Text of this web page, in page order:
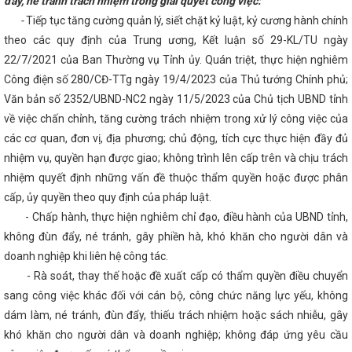
sở công nghiệp nông thôn Hà Tĩnh thực hiện chuyển đổi số
Ngày Doanh nhân Việt Nam (13/10)
Bộ trưởng Bộ Công
Chính phủ về Thương mại với Hoa Kỳ Nguyễn Hồng Diên tiếp Ngài
mệnh toàn quyền Hợp chúng quốc Hoa Kỳ tại Việt Nam
Hà
2024
Tập trung chỉ đạo, phấn đấu đạt và vượt các chỉ tiêu năm
Thứ trưởng Nguyễn Hoàng Long trong khuôn khổ chuyến thăm
của Tổng Bí thư Tô Lâm
Hôm nay Quốc hội thảo luận về
Hà Tĩnh có 9 sản phẩm đạt Ocop 4 sao năm 2025
Hội nghị
của Ban Thường vụ Đảng ủy UBND tỉnh
Hà Tĩnh hoàn thành sơ
bộ cấp huyện và tương đương
“Thương hiệu Quốc gia Việt Nam
là Chủ đề cho ngày Thương hiệu Quốc gia năm 2024
Công
Tổ chức tiếp nhận Phó Chủ tịch Công đoàn ngành
Hội nghị tổng
khai nhiệm vụ 2026 của Đảng bộ Bộ Công Thương
Bộ Công
pháp hỗ trợ doanh nghiệp, đảm bảo cung ứng điện và xăng dầu
Lan tỏa niềm tin thực hiện thắng lợi các quyết sách chiến lược
doanh nghiệp trong vấn đề xuất khẩu qua thương mại điện tử xuyên
trang trọng Lễ Kỷ niệm 260 năm Ngày sinh Đại thi hào Nguyễn Du
nữ Việt Nam 20/10
81 năm xây dựng, chiến đấu và trưởng thành
Nam
Hội nghị BCH đánh giá kết quả hoạt động quý I, triển khai
động Tháng công nhân năm 2024
THÔNG BÁO TỔ CHỨC LỄ
TĨNH NĂM 2024
Phấn đấu chỉ số sản xuất công nghiệp Hà Tĩnh
CHÀO MỪNG 74 NĂM NGÀY TRUYỀN THỐNG NGÀNH CÔNG
Chủ tịch Quốc hội: Hoàn thành vị trí việc làm để cải cách
hoạt động kỷ niệm Ngày Phụ nữ Việt Nam 20/10 tại các CĐCS
-Tiếp tục tăng cường quản lý, siết chặt kỷ luật, kỷ cương hành chính
theo các quy định của Trung ương, Kết luận số 29-KL/TU ngày
22/7/2021 của Ban Thường vụ Tỉnh ủy. Quán triệt, thực hiện nghiêm
Công điện số 280/CĐ-TTg ngày 19/4/2023 của Thủ tướng Chính phủ;
Văn bản số 2352/UBND-NC2 ngày 11/5/2023 của Chủ tịch UBND tỉnh
về việc chấn chỉnh, tăng cường trách nhiệm trong xử lý công việc của
các cơ quan, đơn vị, địa phương; chủ động, tích cực thực hiện đầy đủ
nhiệm vụ, quyền hạn được giao; không trình lên cấp trên và chịu trách
nhiệm quyết định những vấn đề thuộc thẩm quyền hoặc được phân
cấp, ủy quyền theo quy định của pháp luật.
- Chấp hành, thực hiện nghiêm chỉ đạo, điều hành của UBND tỉnh,
không đùn đẩy, né tránh, gây phiền hà, khó khăn cho người dân và
doanh nghiệp khi liên hệ công tác.
- Rà soát, thay thế hoặc đề xuất cấp có thẩm quyền điều chuyển
sang công việc khác đối với cán bộ, công chức năng lực yếu, không
dám làm, né tránh, đùn đẩy, thiếu trách nhiệm hoặc sách nhiễu, gây
khó khăn cho người dân và doanh nghiệp; không đáp ứng yêu cầu